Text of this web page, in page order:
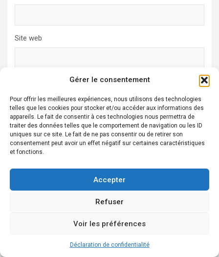
Gérer le consentement
Pour offrir les meilleures expériences, nous utilisons des technologies
telles que les cookies pour stocker et/ou accéder aux informations des
appareils. Le fait de consentir à ces technologies nous permettra de
traiter des données telles que le comportement de navigation ou les ID
uniques sur ce site. Le fait de ne pas consentir ou de retirer son
consentement peut avoir un effet négatif sur certaines caractéristiques
et fonctions.
Accepter
Refuser
Voir les préférences
Déclaration de confidentialité
Site web
Alternative:
Ne ratez pas ça!